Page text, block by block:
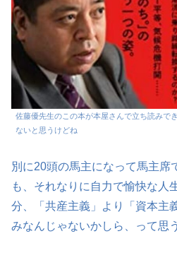
佐藤優先生のこの本が本屋さんで立ち読みで
ないと思うけどね
別に20頭の馬主になって馬主席
も、それなりに自力で愉快な人
分、「共産主義」より「資本主
みなんじゃないかしら、って思